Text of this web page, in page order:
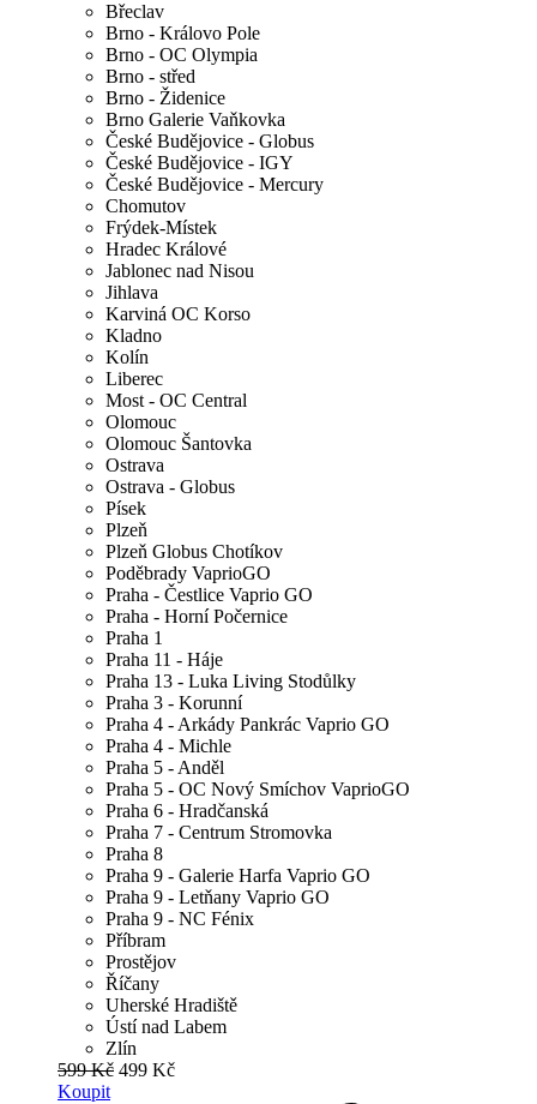
Břeclav
Brno - Královo Pole
Brno - OC Olympia
Brno - střed
Brno - Židenice
Brno Galerie Vaňkovka
České Budějovice - Globus
České Budějovice - IGY
České Budějovice - Mercury
Chomutov
Frýdek-Místek
Hradec Králové
Jablonec nad Nisou
Jihlava
Karviná OC Korso
Kladno
Kolín
Liberec
Most - OC Central
Olomouc
Olomouc Šantovka
Ostrava
Ostrava - Globus
Písek
Plzeň
Plzeň Globus Chotíkov
Poděbrady VaprioGO
Praha - Čestlice Vaprio GO
Praha - Horní Počernice
Praha 1
Praha 11 - Háje
Praha 13 - Luka Living Stodůlky
Praha 3 - Korunní
Praha 4 - Arkády Pankrác Vaprio GO
Praha 4 - Michle
Praha 5 - Anděl
Praha 5 - OC Nový Smíchov VaprioGO
Praha 6 - Hradčanská
Praha 7 - Centrum Stromovka
Praha 8
Praha 9 - Galerie Harfa Vaprio GO
Praha 9 - Letňany Vaprio GO
Praha 9 - NC Fénix
Příbram
Prostějov
Říčany
Uherské Hradiště
Ústí nad Labem
Zlín
599 Kč 499 Kč
Koupit